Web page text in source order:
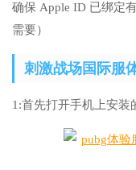
确保 Apple ID 已绑定
需要）
刺激战场国际服
1:首先打开手机上安装